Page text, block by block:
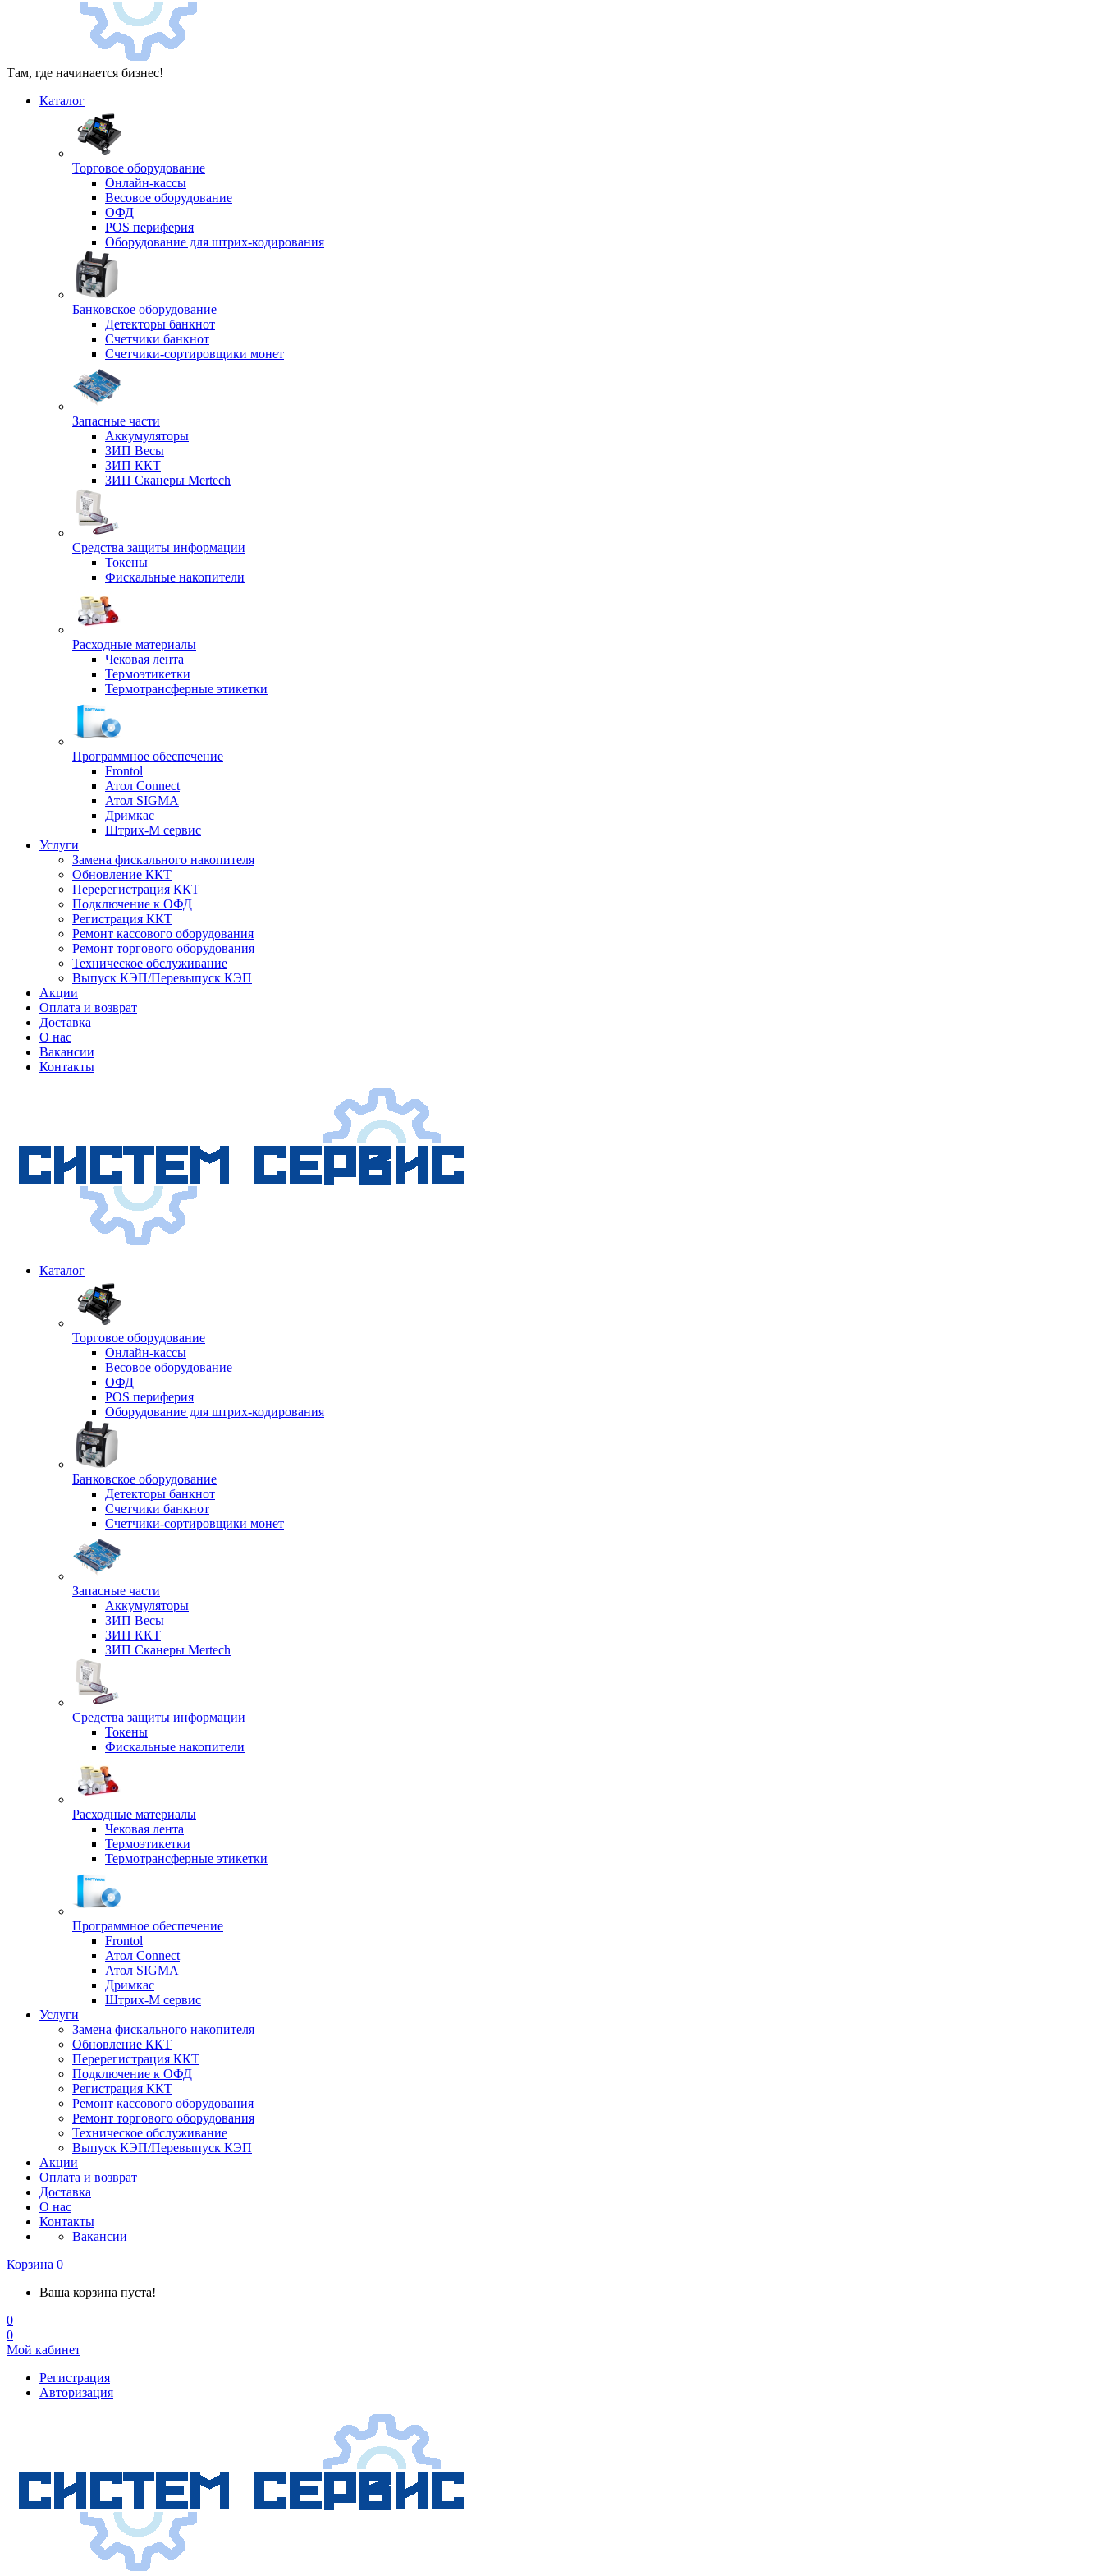
Там, где начинается бизнес!
Каталог
Торговое оборудование
Онлайн-кассы
Весовое оборудование
ОФД
POS периферия
Оборудование для штрих-кодирования
Банковское оборудование
Детекторы банкнот
Счетчики банкнот
Счетчики-сортировщики монет
Запасные части
Аккумуляторы
ЗИП Весы
ЗИП ККТ
ЗИП Сканеры Mertech
Средства защиты информации
Токены
Фискальные накопители
Расходные материалы
Чековая лента
Термоэтикетки
Термотрансферные этикетки
Программное обеспечение
Frontol
Атол Connect
Атол SIGMA
Дримкас
Штрих-М сервис
Услуги
Замена фискального накопителя
Обновление ККТ
Перерегистрация ККТ
Подключение к ОФД
Регистрация ККТ
Ремонт кассового оборудования
Ремонт торгового оборудования
Техническое обслуживание
Выпуск КЭП/Перевыпуск КЭП
Акции
Оплата и возврат
Доставка
О нас
Вакансии
Контакты
Каталог
Торговое оборудование
Онлайн-кассы
Весовое оборудование
ОФД
POS периферия
Оборудование для штрих-кодирования
Банковское оборудование
Детекторы банкнот
Счетчики банкнот
Счетчики-сортировщики монет
Запасные части
Аккумуляторы
ЗИП Весы
ЗИП ККТ
ЗИП Сканеры Mertech
Средства защиты информации
Токены
Фискальные накопители
Расходные материалы
Чековая лента
Термоэтикетки
Термотрансферные этикетки
Программное обеспечение
Frontol
Атол Connect
Атол SIGMA
Дримкас
Штрих-М сервис
Услуги
Замена фискального накопителя
Обновление ККТ
Перерегистрация ККТ
Подключение к ОФД
Регистрация ККТ
Ремонт кассового оборудования
Ремонт торгового оборудования
Техническое обслуживание
Выпуск КЭП/Перевыпуск КЭП
Акции
Оплата и возврат
Доставка
О нас
Контакты
Вакансии
Корзина 0
Ваша корзина пуста!
0
0
Мой кабинет
Регистрация
Авторизация